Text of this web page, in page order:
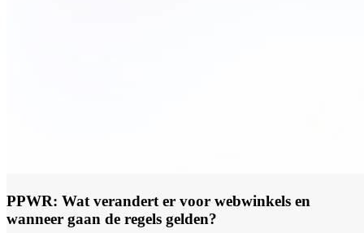
PPWR: Wat verandert er voor webwinkels en
wanneer gaan de regels gelden?